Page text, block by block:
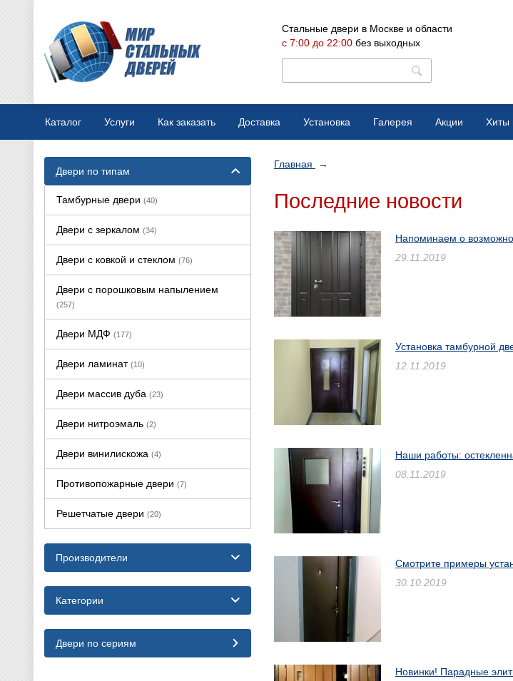
Стальные двери в Москве и области
с 7:00 до 22:00 без выходных
Каталог Услуги Как заказать Доставка Установка Галерея Акции Хиты
Главная →
Последние новости
Напоминаем о
29.11.2019
Установка тамбурной
12.11.2019
Наши работы:
08.11.2019
Смотрите примеры
30.10.2019
Новинки! Парадные
Двери по типам
Тамбурные двери (40)
Двери с зеркалом (34)
Двери с ковкой и стеклом (76)
Двери с порошковым напылением
(257)
Двери МДФ (177)
Двери ламинат (10)
Двери массив дуба (23)
Двери нитроэмаль (2)
Двери винилискожа (4)
Противопожарные двери (7)
Решетчатые двери (20)
Производители
Категории
Двери по сериям